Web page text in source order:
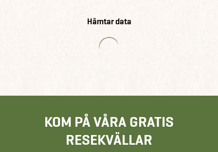
Hämtar data
KOM PÅ VÅRA GRATIS
RESEKVÄLLAR